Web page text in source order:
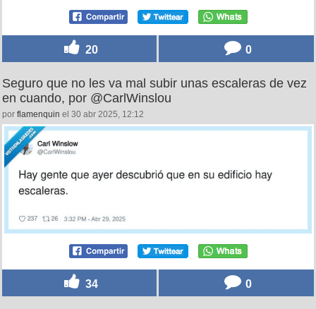
20 0
Seguro que no les va mal subir unas escaleras de vez
en cuando, por @CarlWinslou
por flamenquin el 30 abr 2025, 12:12
34 0